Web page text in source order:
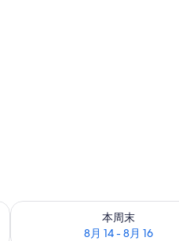
本周末
8月 14 - 8月 16
查看本周末的空房情况：8月